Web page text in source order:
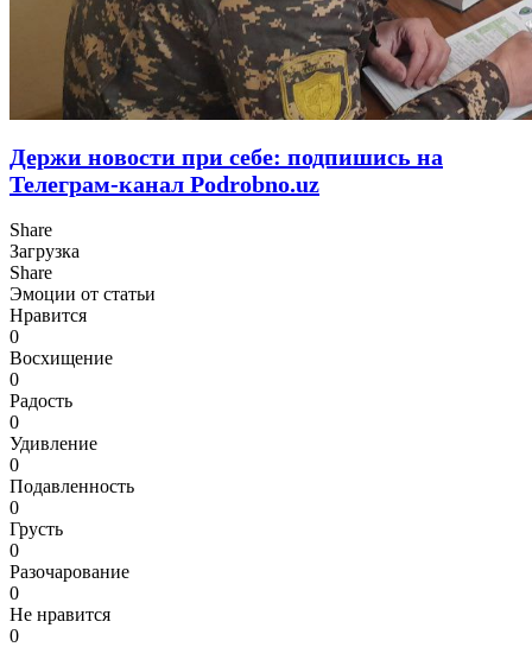
Держи новости при себе: подпишись на
Телеграм-канал Podrobno.uz
Share
Загрузка
Share
Эмоции от статьи
Нравится
0
Восхищение
0
Радость
0
Удивление
0
Подавленность
0
Грусть
0
Разочарование
0
Не нравится
0